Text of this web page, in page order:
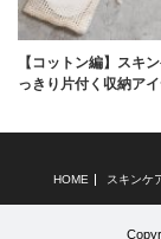
【コットン編】スキ
っきり片付く収納ア
HOME スキンケ